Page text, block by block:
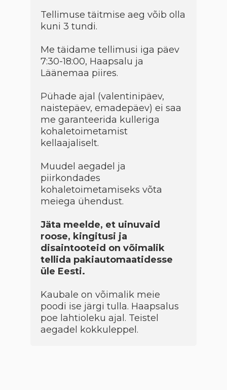
Tellimuse täitmise aeg võib olla
kuni 3 tundi.
Me täidame tellimusi iga päev
7:30-18:00, Haapsalu ja
Läänemaa piires.
Pühade ajal (valentinipäev,
naistepäev, emadepäev) ei saa
me garanteerida kulleriga
kohaletoimetamist
kellaajaliselt.
Muudel aegadel ja
piirkondades
kohaletoimetamiseks võta
meiega ühendust.
Jäta meelde, et uinuvaid
roose, kingitusi ja
disaintooteid on võimalik
tellida pakiautomaatidesse
üle Eesti.
Kaubale on võimalik meie
poodi ise järgi tulla. Haapsalus
poe lahtioleku ajal. Teistel
aegadel kokkuleppel.